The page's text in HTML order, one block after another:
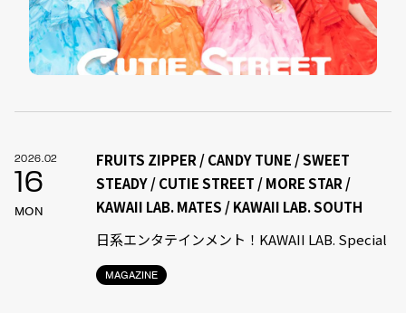
2026.02
16
MON
MAGAZINE
FRUITS ZIPPER / CANDY TUNE / SWEET
STEADY / CUTIE STREET / MORE STAR /
KAWAII LAB. MATES / KAWAII LAB. SOUTH
日系エンタテインメント！KAWAII LAB. Special